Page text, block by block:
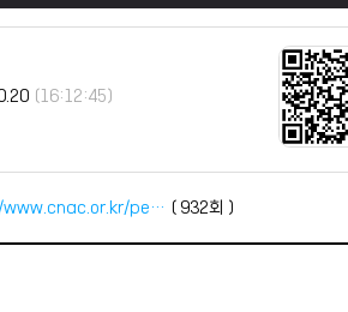
(16:12:45)
pe… ( 932회 )